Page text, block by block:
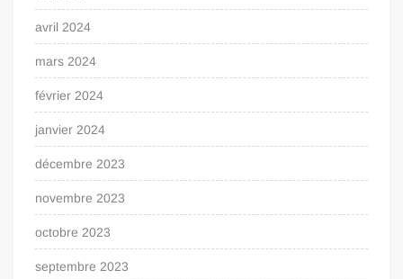
avril 2024
mars 2024
février 2024
janvier 2024
décembre 2023
novembre 2023
octobre 2023
septembre 2023